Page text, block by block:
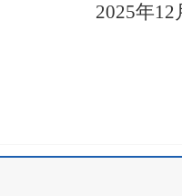
5年12